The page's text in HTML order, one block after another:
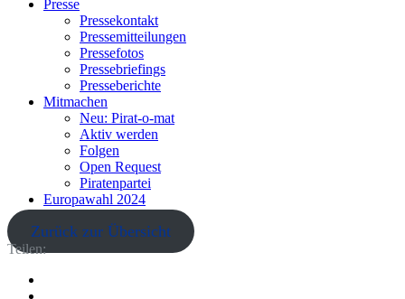
Presse
Pressekontakt
Pressemitteilungen
Pressefotos
Pressebriefings
Presseberichte
Mitmachen
Neu: Pirat-o-mat
Aktiv werden
Folgen
Open Request
Piratenpartei
Europawahl 2024
Zurück zur Übersicht
Teilen: